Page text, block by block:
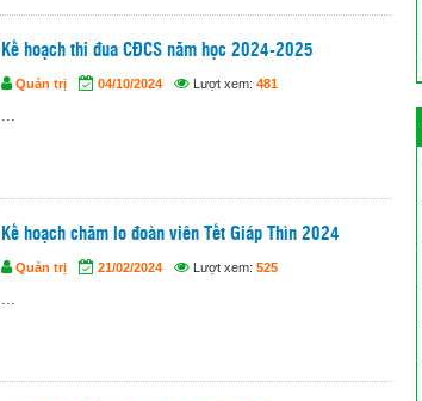
Kế hoạch thi đua CĐCS năm học 2024-2025
Quản trị 04/10/2024 Lượt xem: 481
...
Kế hoạch chăm lo đoàn viên Tết Giáp Thìn 2024
Quản trị 21/02/2024 Lượt xem: 525